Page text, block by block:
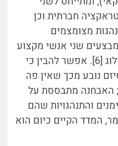
חברתית וכן
מצומצמים
שני אנשי מקצוע
– רופא מומחה ופסיכולוג [6]. אפשר להבין כי
נובע מכך שאין פה
האבחנה מתבססת על
והתנהגויות שהם
המדד הקיים כיום הוא